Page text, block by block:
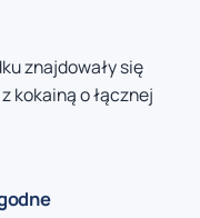
znajdowały się
kokainą o łącznej